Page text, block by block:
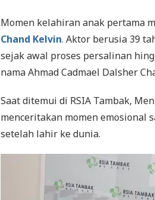
Momen kelahiran anak pertama
Chand Kelvin. Aktor berusia 39
sejak awal proses persalinan
nama Ahmad Cadmael Dalsher
Saat ditemui di RSIA Tambak,
menceritakan momen emosional
setelah lahir ke dunia.